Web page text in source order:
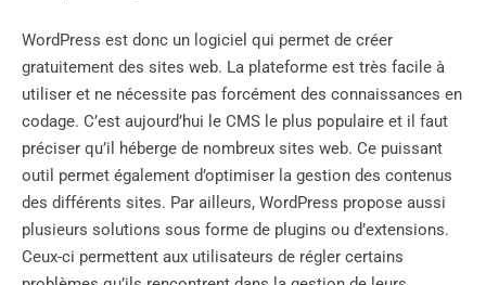
WordPress est donc un logiciel qui permet de créer
gratuitement des sites web. La plateforme est très facile à
utiliser et ne nécessite pas forcément des connaissances en
codage. C’est aujourd’hui le CMS le plus populaire et il faut
préciser qu’il héberge de nombreux sites web. Ce puissant
outil permet également d’optimiser la gestion des contenus
des différents sites. Par ailleurs, WordPress propose aussi
plusieurs solutions sous forme de plugins ou d’extensions.
Ceux-ci permettent aux utilisateurs de régler certains